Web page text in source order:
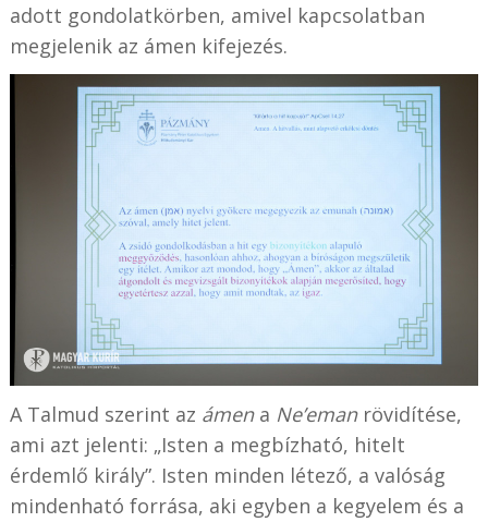
adott gondolatkörben, amivel kapcsolatban
megjelenik az ámen kifejezés.
A Talmud szerint az ámen a Ne’emanrövidítése,
ami azt jelenti: „Isten a megbízható, hitelt
érdemlő király”. Isten minden létező, a valóság
mindenható forrása, aki egyben a kegyelem és a